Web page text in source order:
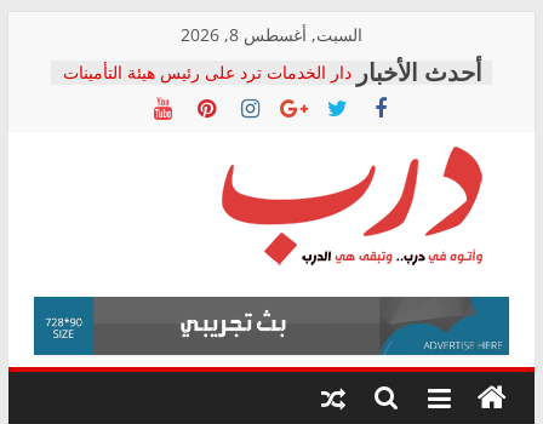
content
السبت, أغسطس 8, 2026
دار الخدمات ترد على رئيس هيئة التأمينات
بعد مؤتمره الصحفي: إنكار الأزمة لا ينهي
معاناة أصحاب المعاشات.. ونطالب بكشف
فرحات سليمان يكتب: القطاع الصحي إلى
أين؟
حزب التحالف الشعبي يطلق لجنة “الحق
في الصحة” بالإسكندرية لرصد الانتهاكات
ودعم المرضى
الوزاري لمدينة الصحفيين.. وانتهاء أعمال
إنشاء المبنى الإداري
المجلس القومي لحقوق الإنسان يعلن
متابعة قضية الدكتور محمد زهران.. ويؤكد:
قرينة البراءة وضمانات المحاكمة العادلة
درب
وأتوه
درب..
وتبقى
هي